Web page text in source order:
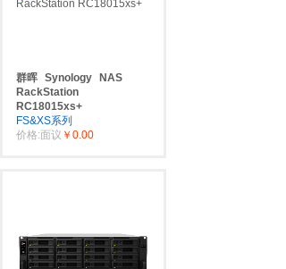
群晖 Synology
NAS
RackStation
RC18015xs+
FS&XS系列
价格:面议 ￥0.00